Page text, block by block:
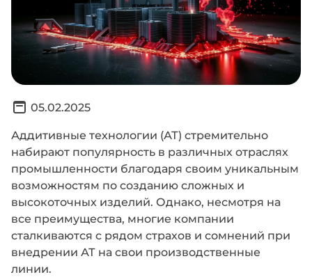
05.02.2025
Аддитивные технологии (АТ) стремительно
набирают популярность в различных отраслях
промышленности благодаря своим уникальным
возможностям по созданию сложных и
высокоточных изделий. Однако, несмотря на
все преимущества, многие компании
сталкиваются с рядом страхов и сомнений при
внедрении АТ на свои производственные
линии.